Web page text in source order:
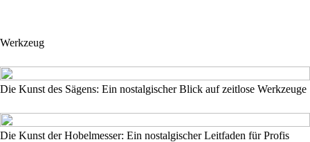
Werkzeug
Die Kunst des Sägens: Ein nostalgischer Blick auf zeitlose Werkzeuge
Die Kunst der Hobelmesser: Ein nostalgischer Leitfaden für Profis